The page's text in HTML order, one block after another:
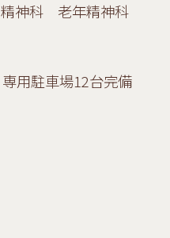
神科 老年精神科
専用駐車場12台完備